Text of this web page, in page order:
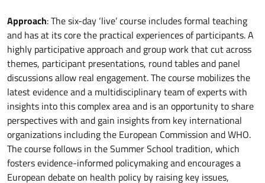
Approach: The six-day ‘live’ course includes formal teaching
and has at its core the practical experiences of participants. A
highly participative approach and group work that cut across
themes, participant presentations, round tables and panel
discussions allow real engagement. The course mobilizes the
latest evidence and a multidisciplinary team of experts with
insights into this complex area and is an opportunity to share
perspectives with and gain insights from key international
organizations including the European Commission and WHO.
The course follows in the Summer School tradition, which
fosters evidence-informed policymaking and encourages a
European debate on health policy by raising key issues,